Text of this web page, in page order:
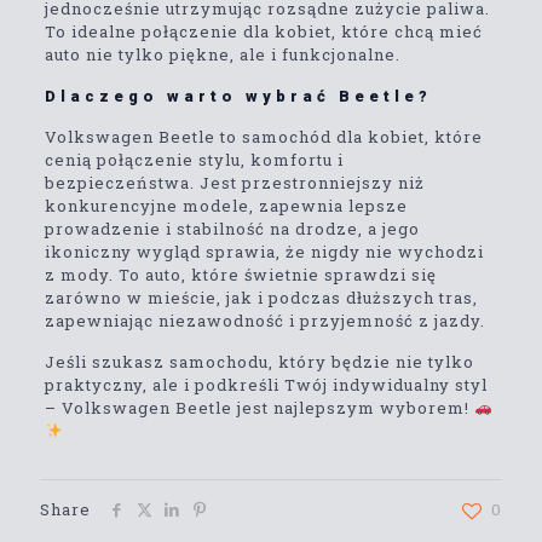
jednocześnie utrzymując rozsądne zużycie paliwa.
To idealne połączenie dla kobiet, które chcą mieć
auto nie tylko piękne, ale i funkcjonalne.
Dlaczego warto wybrać Beetle?
Volkswagen Beetle to samochód dla kobiet, które
cenią połączenie stylu, komfortu i
bezpieczeństwa. Jest przestronniejszy niż
konkurencyjne modele, zapewnia lepsze
prowadzenie i stabilność na drodze, a jego
ikoniczny wygląd sprawia, że nigdy nie wychodzi
z mody. To auto, które świetnie sprawdzi się
zarówno w mieście, jak i podczas dłuższych tras,
zapewniając niezawodność i przyjemność z jazdy.
Jeśli szukasz samochodu, który będzie nie tylko
praktyczny, ale i podkreśli Twój indywidualny styl
– Volkswagen Beetle jest najlepszym wyborem!
Share 0